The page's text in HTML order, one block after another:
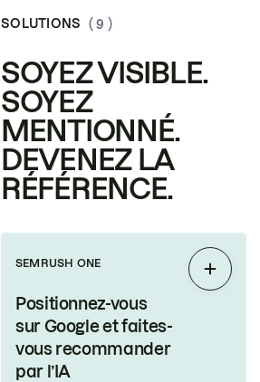
SOLUTIONS ( 9 )
SOYEZ VISIBLE.
SOYEZ
MENTIONNÉ.
DEVENEZ LA
RÉFÉRENCE.
SEMRUSH ONE
Positionnez-vous
sur Google et faites-
vous recommander
par l’IA